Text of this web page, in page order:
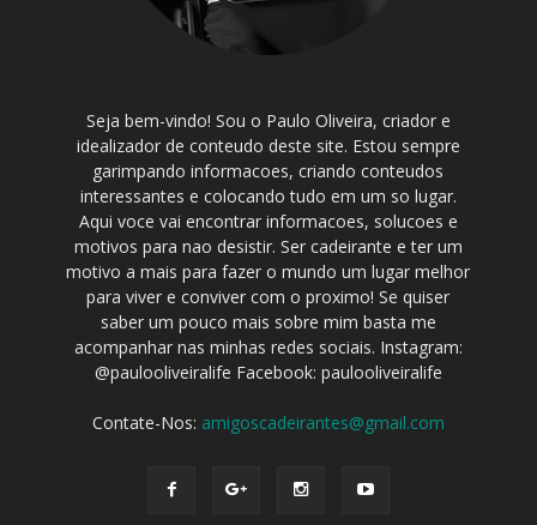
Seja bem-vindo! Sou o Paulo Oliveira, criador e
idealizador de conteudo deste site. Estou sempre
garimpando informacoes, criando conteudos
interessantes e colocando tudo em um so lugar.
Aqui voce vai encontrar informacoes, solucoes e
motivos para nao desistir. Ser cadeirante e ter um
motivo a mais para fazer o mundo um lugar melhor
para viver e conviver com o proximo! Se quiser
saber um pouco mais sobre mim basta me
acompanhar nas minhas redes sociais. Instagram:
@paulooliveiralife Facebook: paulooliveiralife
Contate-Nos: amigoscadeirantes@gmail.com